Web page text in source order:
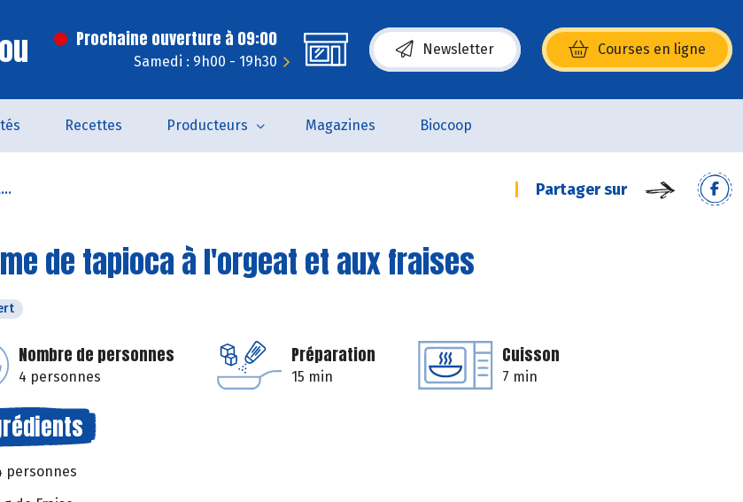
Prochaine ouverture à 09:00
Samedi : 9h00 - 19h30
Newsletter Courses en ligne
(s’ouvre dans une nouvelle fenêtre)
Recettes Producteurs Magazines Biocoop
Partager sur
de tapioca à l'orgeat et aux fraises
Nombre de personnes
4 personnes
Préparation
15 min
Cuisson
7 min
personnes